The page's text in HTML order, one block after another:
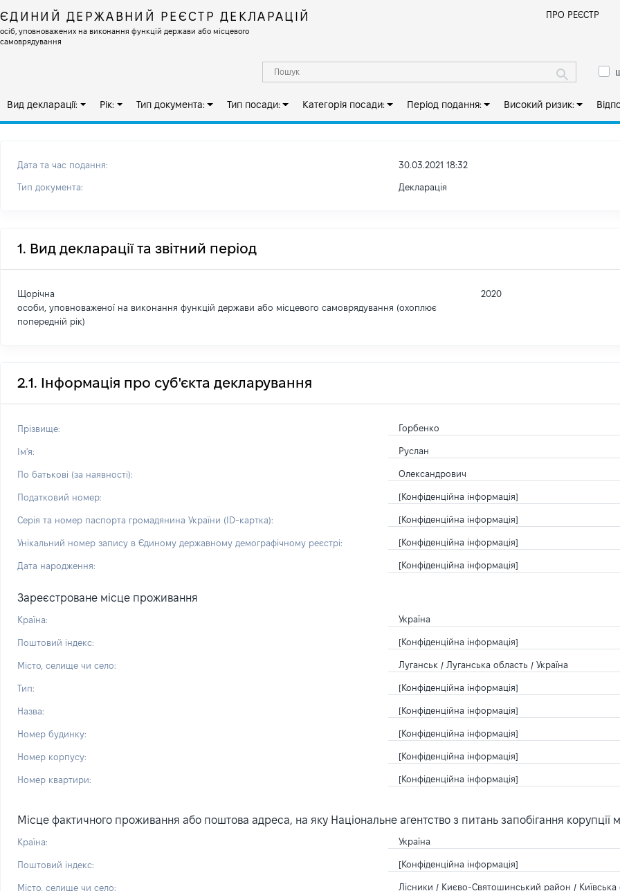
ЄДИНИЙ ДЕРЖАВНИЙ РЕЄСТР ДЕКЛАРАЦІЙ
осіб, уповноважених на виконання функцій держави або місцевого
самоврядування
ПРО РЕЄСТР
Вид декларації: Рік: Тип документа: Тип посади: Категорія посади: Період подання: Високий ризик:
Дата та час подання: 30.03.2021 18:32
Тип документа: Декларація
1. Вид декларації та звітний період
Щорічна
особи, уповноваженої на виконання функцій держави або місцевого самоврядування (охоплює
попередній рік)
2020
2.1. Інформація про суб'єкта декларування
Прізвище: Горбенко
Ім'я: Руслан
По батькові (за наявності): Олександрович
Податковий номер: [Конфіденційна інформація]
Серія та номер паспорта громадянина України (ID-картка): [Конфіденційна інформація]
Унікальний номер запису в Єдиному державному демографічному реєстрі: [Конфіденційна інформація]
Дата народження: [Конфіденційна інформація]
Зареєстроване місце проживання
Країна: Україна
Поштовий індекс: [Конфіденційна інформація]
Місто, селище чи село: Луганськ / Луганська область / Україна
Тип: [Конфіденційна інформація]
Назва: [Конфіденційна інформація]
Номер будинку: [Конфіденційна інформація]
Номер корпусу: [Конфіденційна інформація]
Номер квартири: [Конфіденційна інформація]
Місце фактичного проживання або поштова адреса, на яку Національне агентство з питань запобігання
Країна: Україна
Поштовий індекс: [Конфіденційна інформація]
Місто, селище чи село: Лісники / Києво-Святошинський район / Київська